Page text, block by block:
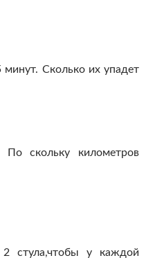
Сколько их упадет
скольку километров
стула,чтобы у каждой